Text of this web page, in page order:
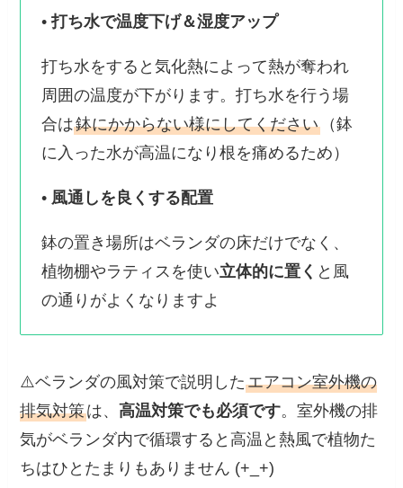
•打ち水で温度下げ＆湿度アップ
打ち水をすると気化熱によって熱が奪われ
周囲の温度が下がります。打ち水を行う場
合は鉢にかからない様にしてください（鉢
に入った水が高温になり根を痛めるため）
• 風通しを良くする配置
鉢の置き場所はベランダの床だけでなく、
植物棚やラティスを使い立体的に置く と風
の通りがよくなりますよ
⚠️ベランダの風対策で説明したエアコン室外機の
排気対策は、高温対策でも必須です。室外機の排
気がベランダ内で循環すると高温と熱風で植物た
ちはひとたまりもありません (+_+)